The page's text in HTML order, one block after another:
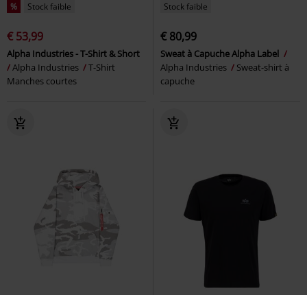
% Stock faible
€ 53,99
Alpha Industries - T-Shirt & Short
Alpha Industries
T-Shirt
Manches courtes
Stock faible
€ 80,99
Sweat à Capuche Alpha Label
Alpha Industries
Sweat-shirt à
capuche